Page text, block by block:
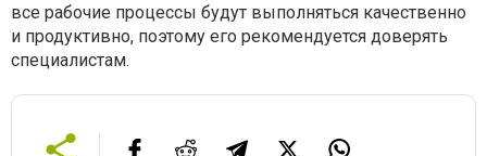
все рабочие процессы будут выполняться качественно
и продуктивно, поэтому его рекомендуется доверять
специалистам.